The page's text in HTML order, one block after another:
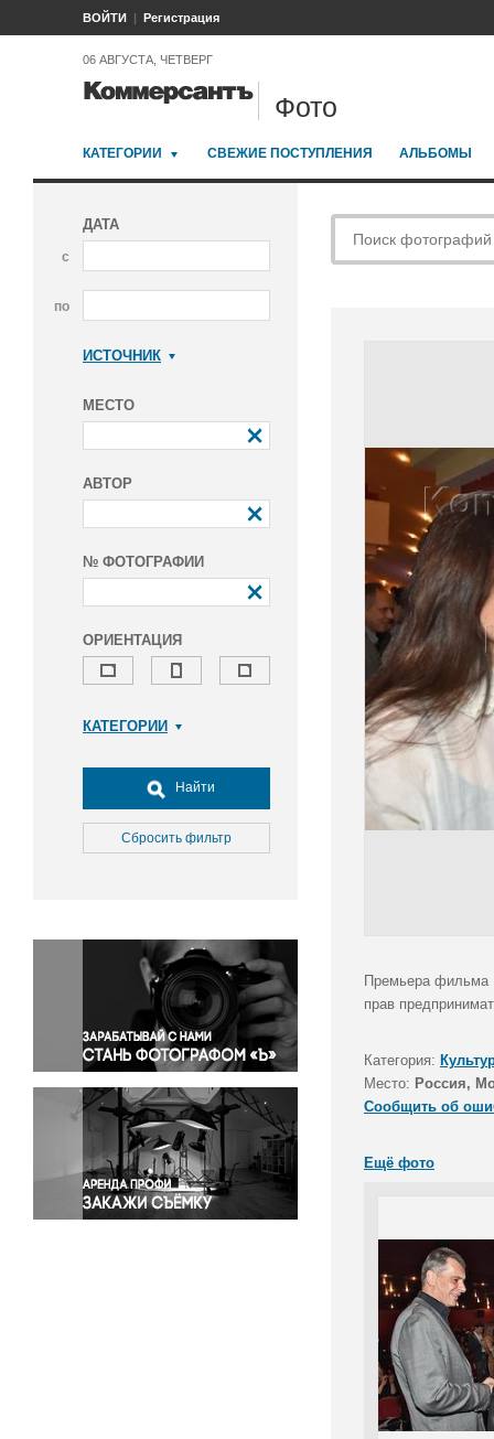
ВОЙТИ Регистрация
06 АВГУСТА, ЧЕТВЕРГ
Фото
КАТЕГОРИИ СВЕЖИЕ ПОСТУПЛЕНИЯ АЛЬБОМЫ
ДАТА
с
по
ИСТОЧНИК
МЕСТО
АВТОР
№ ФОТОГРАФИИ
ОРИЕНТАЦИЯ
КАТЕГОРИИ
Досуг, туризм и отдых
Культура
Медицина
Окружающая среда
Политика
Правосудие
Происшествия и конфликты
Религия
Светская жизнь
Спорт
Экология
Экономика и бизнес
Найти
Сбросить фильтр
Премьера фильма
прав
Категория:
Место: Россия,
Сообщить об
Ещё фото